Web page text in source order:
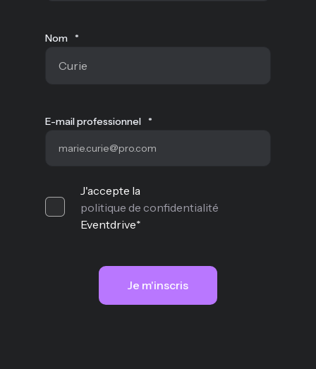
Nom *
E-mail professionnel *
J'accepte la
politique de confidentialité
Eventdrive*